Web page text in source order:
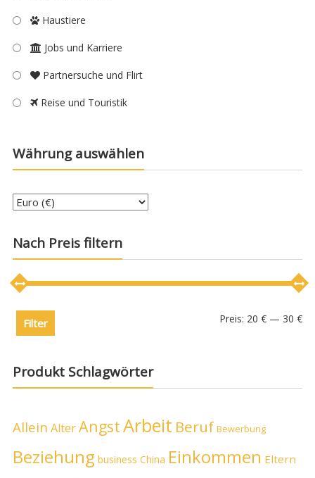
Haustiere
Jobs und Karriere
Partnersuche und Flirt
Reise und Touristik
Währung auswählen
Nach Preis filtern
Filter Preis: 20 € — 30 €
Produkt Schlagwörter
Allein AlterAngstArbeit Beruf Bewerbung
Beziehung business China Einkommen Eltern